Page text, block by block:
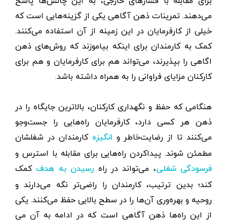
می‌دهند. تمرینات ذهن ‌آگاهی یکی از گزینه‌هایی است که
خیلی از کارفرمایان در این زمینه از آن استفاده می‌کنند.
کمک به کارمندان برای اینکه بیاموزند که روش‌های ذهن
اگاهی را بپذیرند، می‌تواند هم برای کارفرمایان و هم برای
کارکنان مزایای فراوانی را به همراه داشته باشد.
هنگامی که حفظ‌ و نگهداری کارکنان، بالاترین جایگاه را در
ذهن هر کسی دارد، کارفرمایان راه‌هایی را جست‌وجو
می‌کنند تا از رضایت‌خاطر و انگیزه کارمندان در شغلشان
مطمئن شوند. پیداکردن راه‌هایی برای مقابله با استرس و
فرسودگی شغلی، می‌تواند در راه رسیدن به هدف کمک
کند؛ بدین ترتیب، کارمندان را راضی‌تر نگه می‌دارند و
روحیه و بهره‌وری آن‌ها را در سطح بالایی حفظ می‌کنند. یکی
از این راه‌ها ذهن آگاهی است که در ادامه به آن می